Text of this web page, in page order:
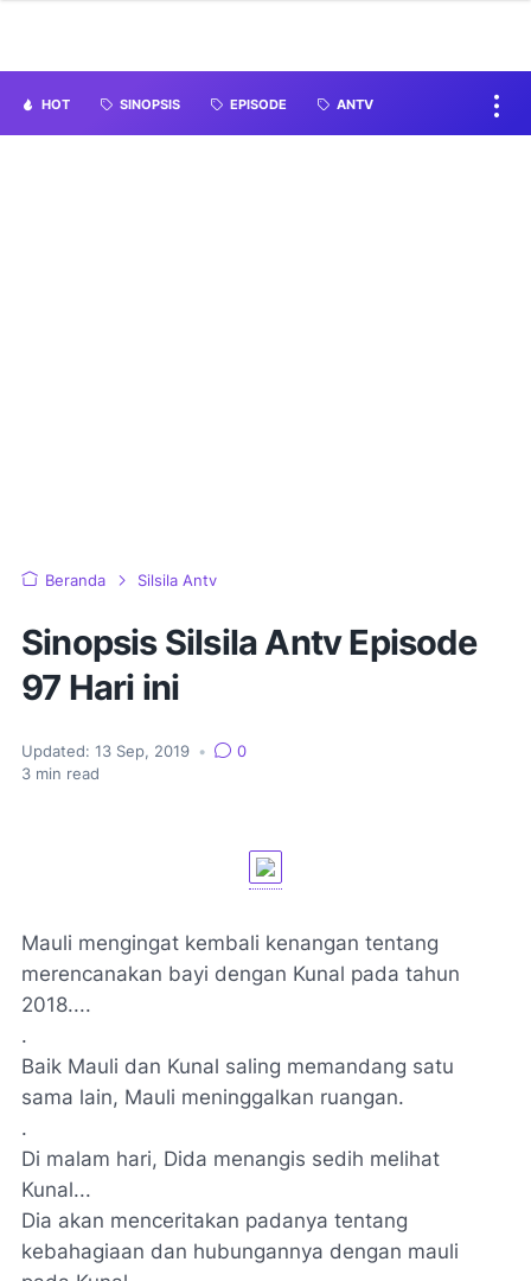
HOT SINOPSIS EPISODE ANTV
Beranda Silsila Antv
Sinopsis Silsila Antv Episode
97 Hari ini
Updated: 13 Sep, 2019 •
0
3 min read
Mauli mengingat kembali kenangan tentang
merencanakan bayi dengan Kunal pada tahun
2018....
.
Baik Mauli dan Kunal saling memandang satu
sama lain, Mauli meninggalkan ruangan.
.
Di malam hari, Dida menangis sedih melihat
Kunal...
Dia akan menceritakan padanya tentang
kebahagiaan dan hubungannya dengan mauli